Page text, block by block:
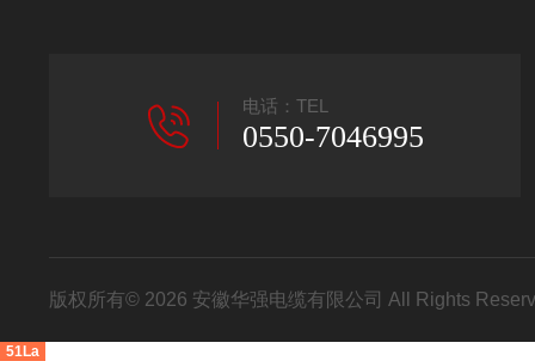
电话：TEL
0550-7046995
版权所有© 2026 安徽华强电缆有限公司 All Rights
51La